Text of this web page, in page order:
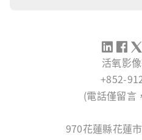
活氧影
+852-
(電話僅留言
970花蓮縣花蓮